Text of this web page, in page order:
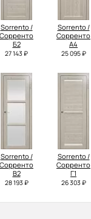
Sorrento /
Сорренто
Б2
27 143 ₽
Sorrento /
Сорренто
А4
25 095 ₽
Sorrento /
Сорренто
В2
28 193 ₽
Sorrento /
Сорренто
Г1
26 303 ₽